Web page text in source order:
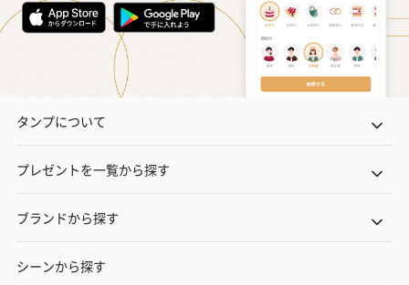
タンプについて
プレゼントを一覧から探す
ブランドから探す
シーンから探す